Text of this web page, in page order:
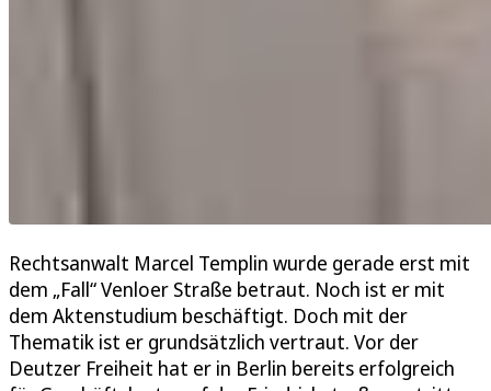
Rechtsanwalt Marcel Templin wurde gerade erst mit
dem „Fall“ Venloer Straße betraut. Noch ist er mit
dem Aktenstudium beschäftigt. Doch mit der
Thematik ist er grundsätzlich vertraut. Vor der
Deutzer Freiheit hat er in Berlin bereits erfolgreich